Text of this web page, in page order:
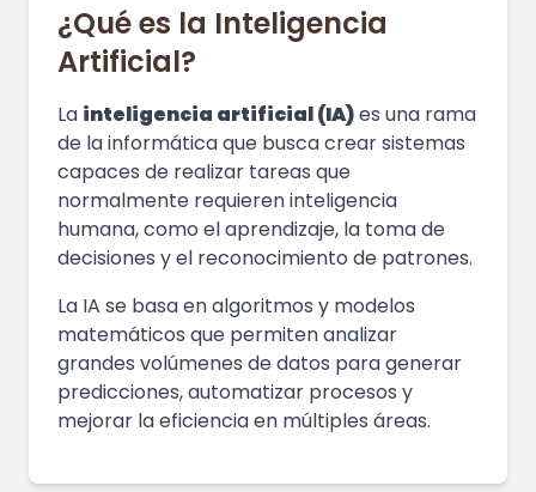
¿Qué es la Inteligencia
Artificial?
La inteligencia artificial (IA)es una rama
de la informática que busca crear sistemas
capaces de realizar tareas que
normalmente requieren inteligencia
humana, como el aprendizaje, la toma de
decisiones y el reconocimiento de patrones.
La IA se basa en algoritmos y modelos
matemáticos que permiten analizar
grandes volúmenes de datos para generar
predicciones, automatizar procesos y
mejorar la eficiencia en múltiples áreas.